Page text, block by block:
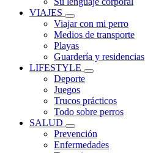
VIAJES
Viajar con mi perro
Medios de transporte
Playas
Guardería y residencias
LIFESTYLE
Deporte
Juegos
Trucos prácticos
Todo sobre perros
SALUD
Prevención
Enfermedades